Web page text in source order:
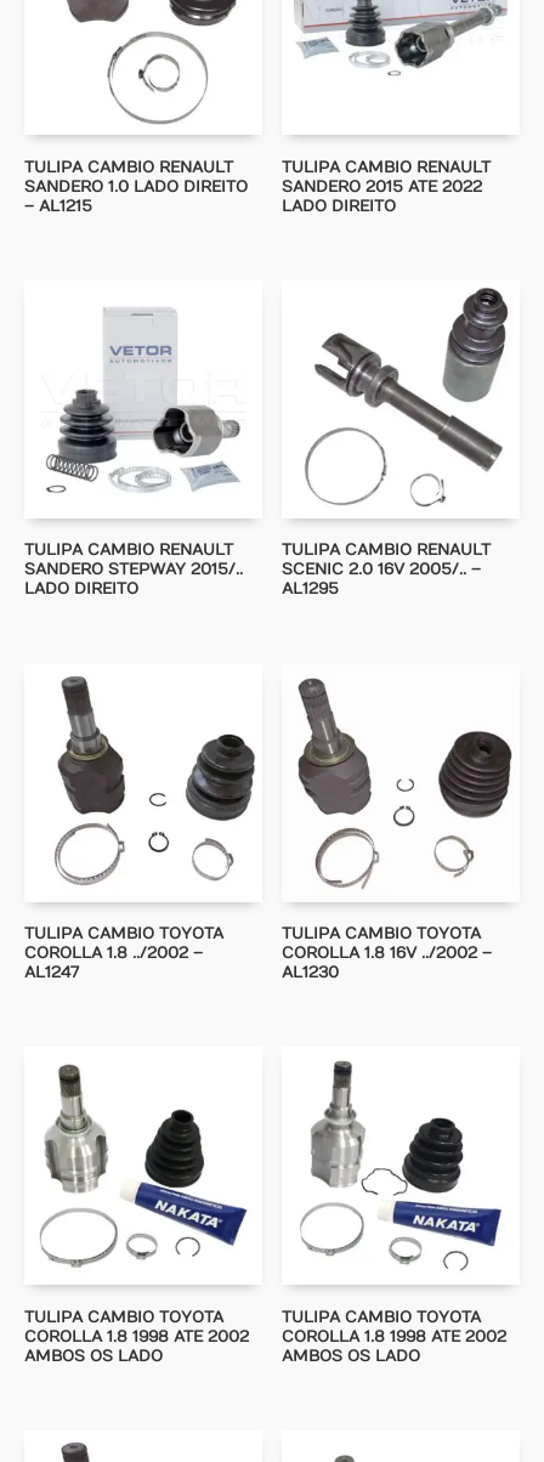
TULIPA CAMBIO RENAULT
SANDERO 1.0 LADO DIREITO
– AL1215
TULIPA CAMBIO RENAULT
SANDERO 2015 ATE 2022
LADO DIREITO
TULIPA CAMBIO RENAULT
SANDERO STEPWAY 2015/..
LADO DIREITO
TULIPA CAMBIO RENAULT
SCENIC 2.0 16V 2005/.. –
AL1295
TULIPA CAMBIO TOYOTA
COROLLA 1.8 ../2002 –
AL1247
TULIPA CAMBIO TOYOTA
COROLLA 1.8 16V ../2002 –
AL1230
TULIPA CAMBIO TOYOTA
COROLLA 1.8 1998 ATE 2002
AMBOS OS LADO
TULIPA CAMBIO TOYOTA
COROLLA 1.8 1998 ATE 2002
AMBOS OS LADO